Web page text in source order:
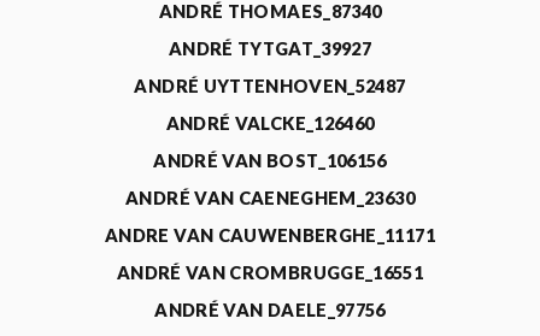
ANDRÉ THOMAES_87340
ANDRÉ TYTGAT_39927
ANDRÉ UYTTENHOVEN_52487
ANDRÉ VALCKE_126460
ANDRÉ VAN BOST_106156
ANDRÉ VAN CAENEGHEM_23630
ANDRE VAN CAUWENBERGHE_11171
ANDRÉ VAN CROMBRUGGE_16551
ANDRÉ VAN DAELE_97756